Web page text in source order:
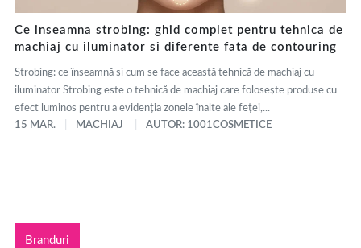
Ce inseamna strobing: ghid complet pentru tehnica de
machiaj cu iluminator si diferente fata de contouring
Strobing: ce înseamnă și cum se face această tehnică de machiaj cu
iluminator Strobing este o tehnică de machiaj care folosește produse cu
efect luminos pentru a evidenția zonele înalte ale feței,...
15 MAR.
MACHIAJ AUTOR: 1001COSMETICE
Branduri